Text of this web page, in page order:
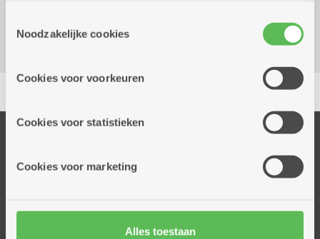
cookies hebben we jouw toestemming nodig. Sommige
cookies worden geplaatst door derde partijen die een
informatie over jouw (geanonimiseerd) gebruik van onze
partners kunnen deze gegevens combineren met andere
Noodzakelijke cookies
Cookies voor voorkeuren
Cookies voor statistieken
Cookies voor marketing
Alles toestaan
2100 Deurne
Delen
Thuisdiensten
Assistentiewoningen